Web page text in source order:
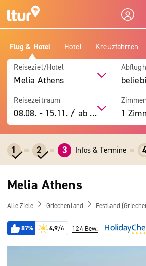
Flug & Hotel Hotel Kreuzfahrten
Reiseziel/Hotel
Melia Athens
Reisezeitraum
08.08. -15.11. / ab 7 Tage
Zimmer
1 2 3 Infos & Termine
Melia Athens
Alle Ziele Griechenland Festland
87% 4,9/6 124 Bew.